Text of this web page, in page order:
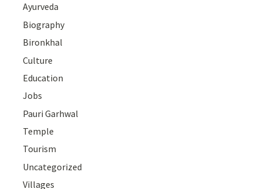
Ayurveda
Biography
Bironkhal
Culture
Education
Jobs
Pauri Garhwal
Temple
Tourism
Uncategorized
Villages